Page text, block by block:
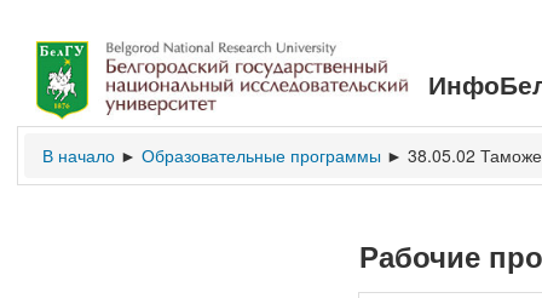
В начало ► Образовательные программы ► 38.05.02
Рабочие